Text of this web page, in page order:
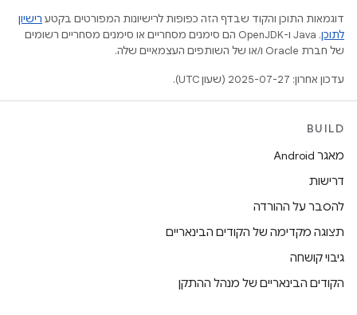
דוגמאות התוכן והקוד שבדף הזה כפופות לרישיונות המפורטים בקטע רישיון
לתוכן
.‏ Java ו-OpenJDK הם סימנים מסחריים או סימנים מסחריים רשומים
של חברת Oracle ו/או של השותפים העצמאיים שלה.
עדכון אחרון: 2025-07-27 (שעון UTC).
BUILD
מאגר Android
דרישות
להסבר על ההורדה
תצוגה מקדימה של הקודים הבינאריים
גיבוי קושחה
הקודים הבינאריים של מנהל ההתקן